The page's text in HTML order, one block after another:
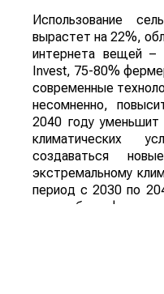
Использование
вырастет на 22%,
интернета вещей –
Invest, 75-80%
современные
несомненно,
2040 году
климатических
создаваться
экстремальному
период с 2030 по
скачка